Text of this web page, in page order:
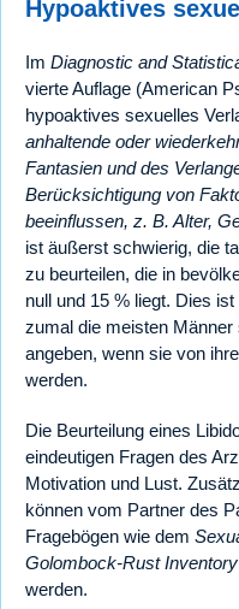
Hypoaktives
Im Diagnostic and
vierte Auflage (American
hypoaktives sexuelles
anhaltende oder
Fantasien und des
Berücksichtigung von
beeinflussen, z. B. Alter,
ist äußerst schwierig, die
zu beurteilen, die in
null und 15 % liegt. Dies
zumal die meisten
angeben, wenn sie von
werden.
Die Beurteilung eines
eindeutigen Fragen des
Motivation und Lust.
können vom Partner des
Fragebögen wie dem
Golombock-Rust
werden.